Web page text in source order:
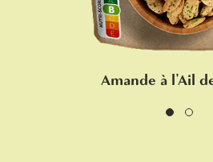
Amande à l'Ail